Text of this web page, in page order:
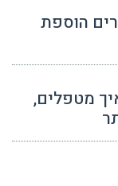
הוספת
מטפלים,